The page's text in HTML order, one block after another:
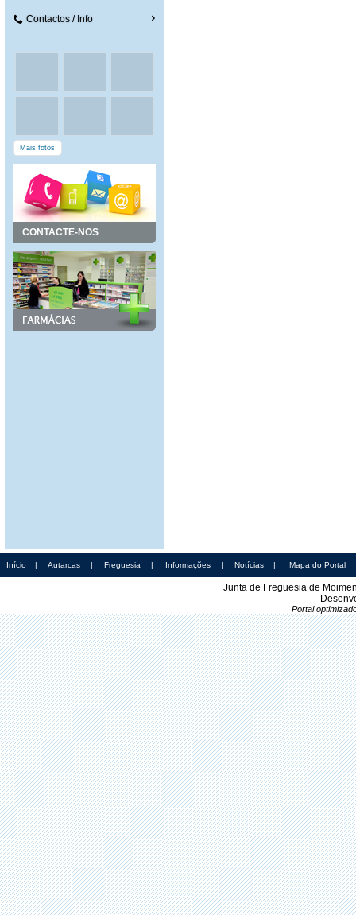
Contactos / Info
Mais fotos
CONTACTE-NOS
Início | Autarcas | Freguesia | Informações | Notícias | Mapa do Portal
Junta de Freguesia de
Portal